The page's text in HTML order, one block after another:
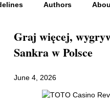
Authors
Graj więcej,
Sankra w Polsce
June 4, 2026